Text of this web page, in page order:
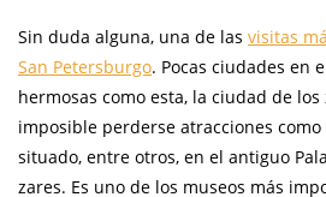
Sin duda alguna, una de las visitas
San Petersburgo. Pocas ciudades en
hermosas como esta, la ciudad de los
imposible perderse atracciones
situado, entre otros, en el antiguo
zares. Es uno de los museos más